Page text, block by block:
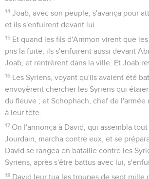
14 Joab, avec son peuple, s'avança pour
et ils s'enfuirent devant lui.
15 Et quand les fils d'Ammon virent que
pris la fuite, ils s'enfuirent aussi devant
Joab, et rentrèrent dans la ville. Et Joab
16 Les Syriens, voyant qu'ils avaient été
envoyèrent chercher les Syriens qui
du fleuve ; et Schophach, chef de l'armée
à leur tête.
17 On l'annonça à David, qui assembla tout
Jourdain, marcha contre eux, et se
David se rangea en bataille contre les
Syriens, après s'être battus avec lui,
18 David leur tua les troupes de sept mille